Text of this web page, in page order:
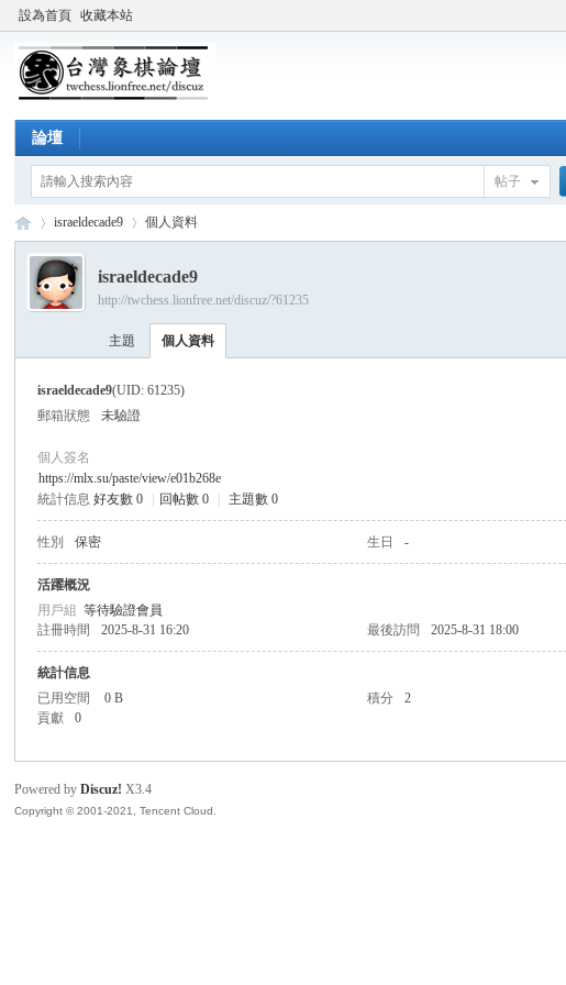
設為首頁 收藏本站
論壇
帖子
›
israeldecade9 個人資料
israeldecade9
http://twchess.lionfree.net/discuz/?61235
主題 個人資料
israeldecade9(UID: 61235)
郵箱狀態
未驗證
個人簽名
https://mlx.su/paste/view/e01b268e
統計信息 好友數 0 回帖數 0 主題數 0
性別 保密 生日 -
活躍概況
用戶組等待驗證會員
註冊時間
2025-8-31 16:20 最後訪問 2025-8-31 18:00
統計信息
已用空間
0 B 積分 2
貢獻
0
Powered byDiscuz! X3.4
Copyright © 2001-2021, Tencent Cloud.